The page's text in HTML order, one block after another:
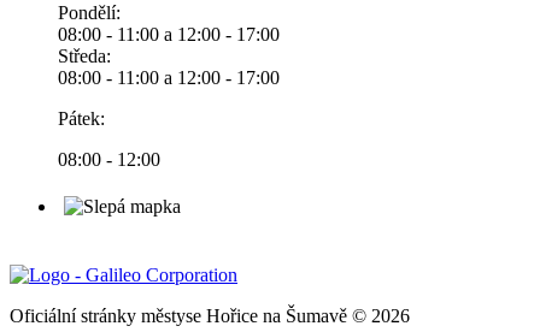
Pondělí:
08:00 - 11:00 a 12:00 - 17:00
Středa:
08:00 - 11:00 a 12:00 - 17:00
Pátek:
08:00 - 12:00
Oficiální stránky městyse Hořice na Šumavě © 2026